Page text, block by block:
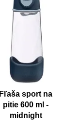
Fľaša sport na
pitie 600 ml -
midnight